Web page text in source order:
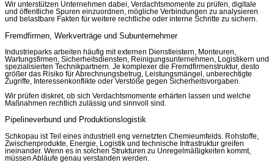
Wir unterstützen Unternehmen dabei, Verdachtsmomente zu prüfen, digitale
und öffentliche Spuren einzuordnen, mögliche Verbindungen zu analysieren
und belastbare Fakten für weitere rechtliche oder interne Schritte zu sichern.
Fremdfirmen, Werkverträge und Subunternehmer
Industrieparks arbeiten häufig mit externen Dienstleistern, Monteuren,
Wartungsfirmen, Sicherheitsdiensten, Reinigungsunternehmen, Logistikern und
spezialisierten Technikpartnern. Je komplexer die Fremdfirmenstruktur, desto
größer das Risiko für Abrechnungsbetrug, Leistungsmängel, unberechtigte
Zugriffe, Interessenkonflikte oder Verstöße gegen Sicherheitsvorgaben.
Wir prüfen diskret, ob sich Verdachtsmomente erhärten lassen und welche
Maßnahmen rechtlich zulässig und sinnvoll sind.
Pipelineverbund und Produktionslogistik
Schkopau ist Teil eines industriell eng vernetzten Chemieumfelds. Rohstoffe,
Zwischenprodukte, Energie, Logistik und technische Infrastruktur greifen
ineinander. Wenn es in solchen Strukturen zu Unregelmäßigkeiten kommt,
müssen Abläufe genau verstanden werden.